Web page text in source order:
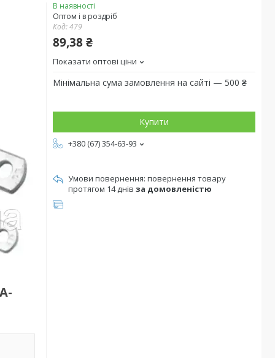
В наявності
Оптом і в роздріб
Код:479
89,38 ₴
Показати оптові ціни
Мінімальна сума замовлення на сайті — 500 ₴
Купити
+380 (67) 354-63-93
повернення товару
протягом 14 днів за домовленістю